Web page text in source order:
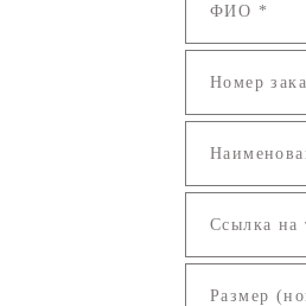
ФИО *
Номер
Ссылка на
Размер